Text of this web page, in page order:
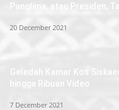
Panglima, atau Presiden,
20 December 2021
Geledah Kamar Kos
hingga Ribuan Video
7 December 2021